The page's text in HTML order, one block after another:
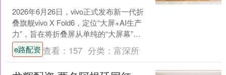
2026年6月26日，vivo正式发布新一代折
叠旗舰vivo X Fold6，定位“大屏+AI生产
力”，旨在将折叠屏从单纯的“大屏幕”进
化为“AI大任务工作台”....
e路配资 查看： 157 分类： 富深所